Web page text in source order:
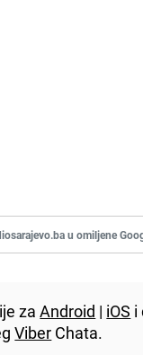
u omiljene
zaAndroid | iOS i
Viber Chata.